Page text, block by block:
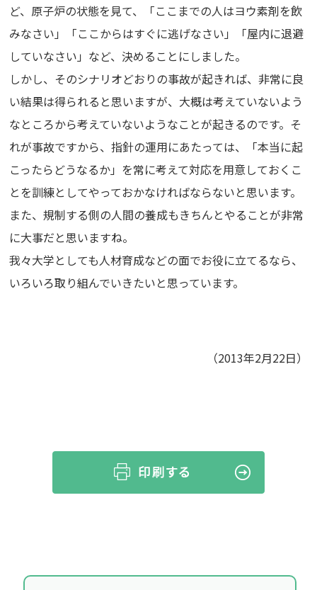
ど、原子炉の状態を見て、「ここまでの人はヨウ素剤を飲
みなさい」「ここからはすぐに逃げなさい」「屋内に退避
していなさい」など、決めることにしました。
しかし、そのシナリオどおりの事故が起きれば、非常に良
い結果は得られると思いますが、大概は考えていないよう
なところから考えていないようなことが起きるのです。そ
れが事故ですから、指針の運用にあたっては、「本当に起
こったらどうなるか」を常に考えて対応を用意しておくこ
とを訓練としてやっておかなければならないと思います。
また、規制する側の人間の養成もきちんとやることが非常
に大事だと思いますね。
我々大学としても人材育成などの面でお役に立てるなら、
いろいろ取り組んでいきたいと思っています。
（2013年2月22日）